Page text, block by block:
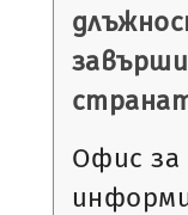
Офис за